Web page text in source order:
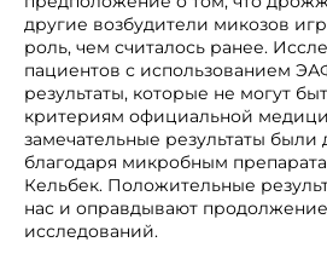
другие возбудители микозов
роль, чем считалось ранее.
пациентов с использованием
результаты, которые не могут
критериям официальной
замечательные результаты были
благодаря микробным
Кельбек. Положительные
нас и оправдывают
исследований.